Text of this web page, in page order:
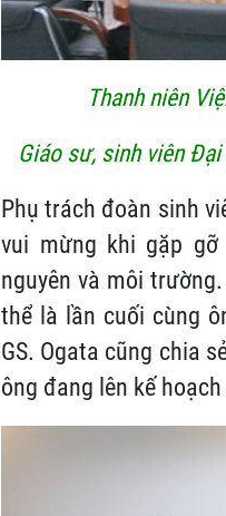
Thanh niên
Giáo sư, sinh viên
Phụ trách đoàn sinh
vui mừng khi gặp
nguyên và môi
thể là lần cuối cùng
GS. Ogata cũng chia
ông đang lên kế